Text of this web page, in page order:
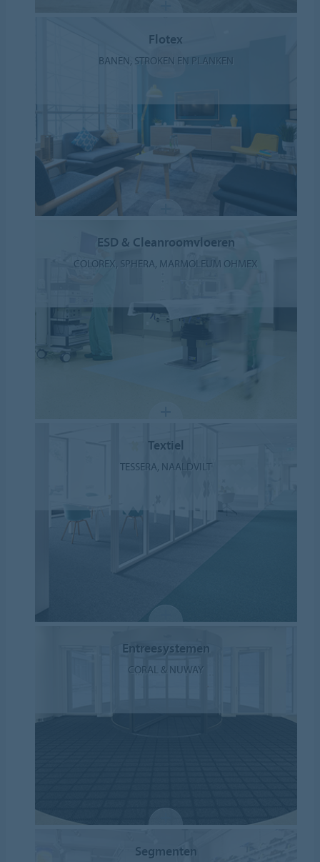
Flotex
BANEN, STROKEN EN PLANKEN
ESD & Cleanroomvloeren
COLOREX, SPHERA, MARMOLEUM OHMEX
Textiel
TESSERA, NAALDVILT
Entreesystemen
CORAL & NUWAY
Segmenten